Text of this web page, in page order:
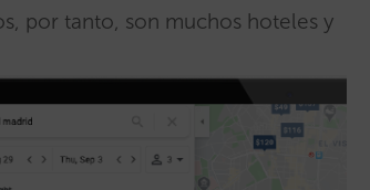
por tanto, son muchos hoteles y